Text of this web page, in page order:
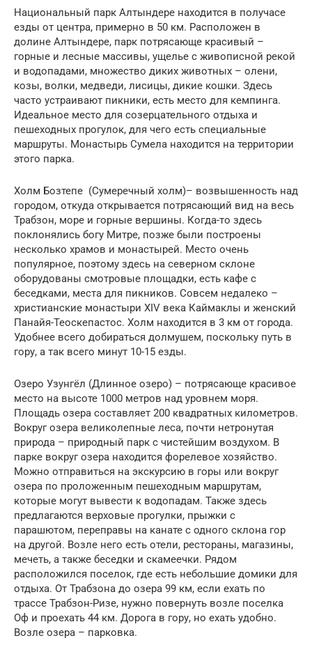
Национальный парк Алтындере находится в получасе
езды от центра, примерно в 50 км. Расположен в
долине Алтындере, парк потрясающе красивый –
горные и лесные массивы, ущелье с живописной рекой
и водопадами, множество диких животных – олени,
козы, волки, медведи, лисицы, дикие кошки. Здесь
часто устраивают пикники, есть место для кемпинга.
Идеальное место для созерцательного отдыха и
пешеходных прогулок, для чего есть специальные
маршруты. Монастырь Сумела находится на территории
этого парка.
Холм Бозтепе (Сумеречный холм)– возвышенность над
городом, откуда открывается потрясающий вид на весь
Трабзон, море и горные вершины. Когда-то здесь
поклонялись богу Митре, позже были построены
несколько храмов и монастырей. Место очень
популярное, поэтому здесь на северном склоне
оборудованы смотровые площадки, есть кафе с
беседками, места для пикников. Совсем недалеко –
христианские монастыри XIV века Каймаклы и женский
Панайя-Теоскепастос. Холм находится в 3 км от города.
Удобнее всего добираться долмушем, поскольку путь в
гору, а так всего минут 10-15 езды.
Озеро Узунгёл (Длинное озеро) – потрясающе красивое
место на высоте 1000 метров над уровнем моря.
Площадь озера составляет 200 квадратных километров.
Вокруг озера великолепные леса, почти нетронутая
природа – природный парк с чистейшим воздухом. В
парке вокруг озера находится форелевое хозяйство.
Можно отправиться на экскурсию в горы или вокруг
озера по проложенным пешеходным маршрутам,
которые могут вывести к водопадам. Также здесь
предлагаются верховые прогулки, прыжки с
парашютом, переправы на канате с одного склона гор
на другой. Возле него есть отели, рестораны, магазины,
мечеть, а также беседки и скамеечки. Рядом
расположился поселок, где есть небольшие домики для
отдыха. От Трабзона до озера 99 км, если ехать по
трассе Трабзон-Ризе, нужно повернуть возле поселка
Оф и проехать 44 км. Дорога в гору, но ехать удобно.
Возле озера – парковка.